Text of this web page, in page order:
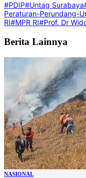
#PDIP#Untag Surabaya
Peraturan-Perundang-
RI#MPR RI#Prof. Dr
Berita Lainnya
NASIONAL